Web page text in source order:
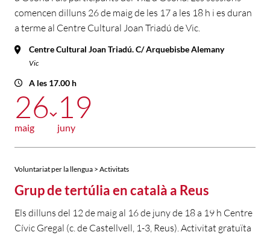
comencen dilluns 26 de maig de les 17 a les 18 h i es duran
a terme al Centre Cultural Joan Triadú de Vic.
Centre Cultural Joan Triadú. C/ Arquebisbe Alemany
Vic
A les 17.00 h
26
maig
19
juny
Voluntariat per la llengua > Activitats
Grup de tertúlia en català a Reus
Els dilluns del 12 de maig al 16 de juny de 18 a 19 h Centre
Cívic Gregal (c. de Castellvell, 1-3, Reus). Activitat gratuïta